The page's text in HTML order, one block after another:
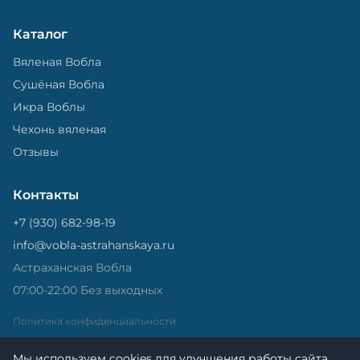
Каталог
Вяленая Вобла
Сушёная Вобла
Икра Воблы
Чехонь вяленая
Отзывы
Контакты
+7 (930) 682-98-19
info@vobla-astrahanskaya.ru
Астраханская Вобла
07:00-22:00 Без выходных
Политика конфиденциальности